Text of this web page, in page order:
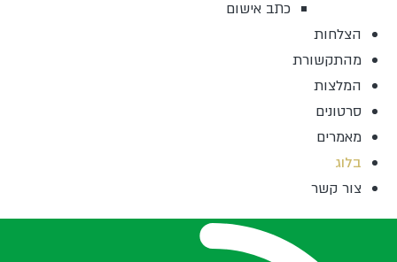
כתב אישום
הצלחות
מהתקשורת
המלצות
סרטונים
מאמרים
בלוג
צור קשר